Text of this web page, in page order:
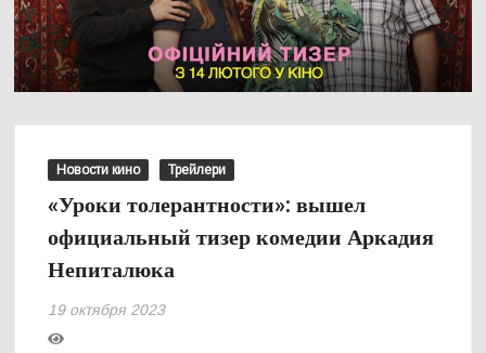
Новости кино Трейлери
«Уроки толерантности»: вышел
официальный тизер комедии Аркадия
Непиталюка
19 октября 2023